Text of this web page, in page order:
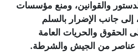
والقوانين، ومنع مؤسسات
إلى جانب الإضرار بالسلم
الحقوق والحريات العامة
عناصر من الجيش والشرطة.